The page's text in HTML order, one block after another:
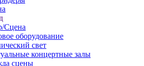
Сцена
оборудование
свет
концертные залы
сцены